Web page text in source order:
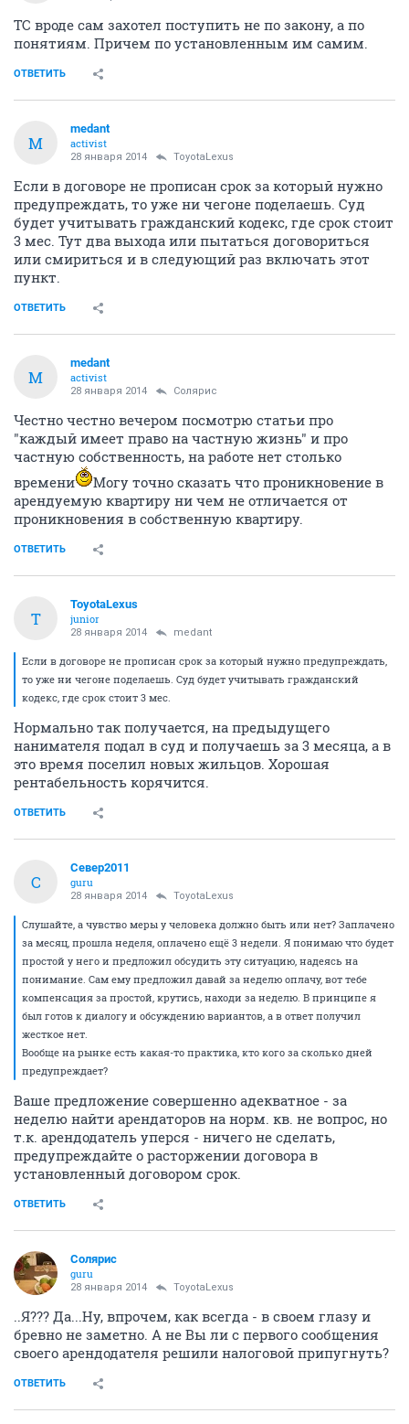
ТС вроде сам захотел поступить не по закону, а по
понятиям. Причем по установленным им самим.
ОТВЕТИТЬ
M
medant
activist
28 января 2014 ToyotaLexus
Если в договоре не прописан срок за который нужно
предупреждать, то уже ни чегоне поделаешь. Суд
будет учитывать гражданский кодекс, где срок стоит
3 мес. Тут два выхода или пытаться договориться
или смириться и в следующий раз включать этот
пункт.
ОТВЕТИТЬ
M
medant
activist
28 января 2014 Солярис
Честно честно вечером посмотрю статьи про
"каждый имеет право на частную жизнь" и про
частную собственность, на работе нет столько
времени
Могу точно сказать что проникновение в
арендуемую квартиру ни чем не отличается от
проникновения в собственную квартиру.
ОТВЕТИТЬ
T
ToyotaLexus
junior
28 января 2014 medant
Если в договоре не прописан срок за который нужно предупреждать,
то уже ни чегоне поделаешь. Суд будет учитывать гражданский
кодекс, где срок стоит 3 мес.
Нормально так получается, на предыдущего
нанимателя подал в суд и получаешь за 3 месяца, а в
это время поселил новых жильцов. Хорошая
рентабельность корячится.
ОТВЕТИТЬ
С
Север2011
guru
28 января 2014 ToyotaLexus
Слушайте, а чувство меры у человека должно быть или нет? Заплачено
за месяц, прошла неделя, оплачено ещё 3 недели. Я понимаю что будет
простой у него и предложил обсудить эту ситуацию, надеясь на
понимание. Сам ему предложил давай за неделю оплачу, вот тебе
компенсация за простой, крутись, находи за неделю. В принципе я
был готов к диалогу и обсуждению вариантов, а в ответ получил
жесткое нет.
Вообще на рынке есть какая-то практика, кто кого за сколько дней
предупреждает?
Ваше предложение совершенно адекватное - за
неделю найти арендаторов на норм. кв. не вопрос, но
т.к. арендодатель уперся - ничего не сделать,
предупреждайте о расторжении договора в
установленный договором срок.
ОТВЕТИТЬ
Солярис
guru
28 января 2014 ToyotaLexus
..Я??? Да...Ну, впрочем, как всегда - в своем глазу и
бревно не заметно. А не Вы ли с первого сообщения
своего арендодателя решили налоговой припугнуть?
ОТВЕТИТЬ